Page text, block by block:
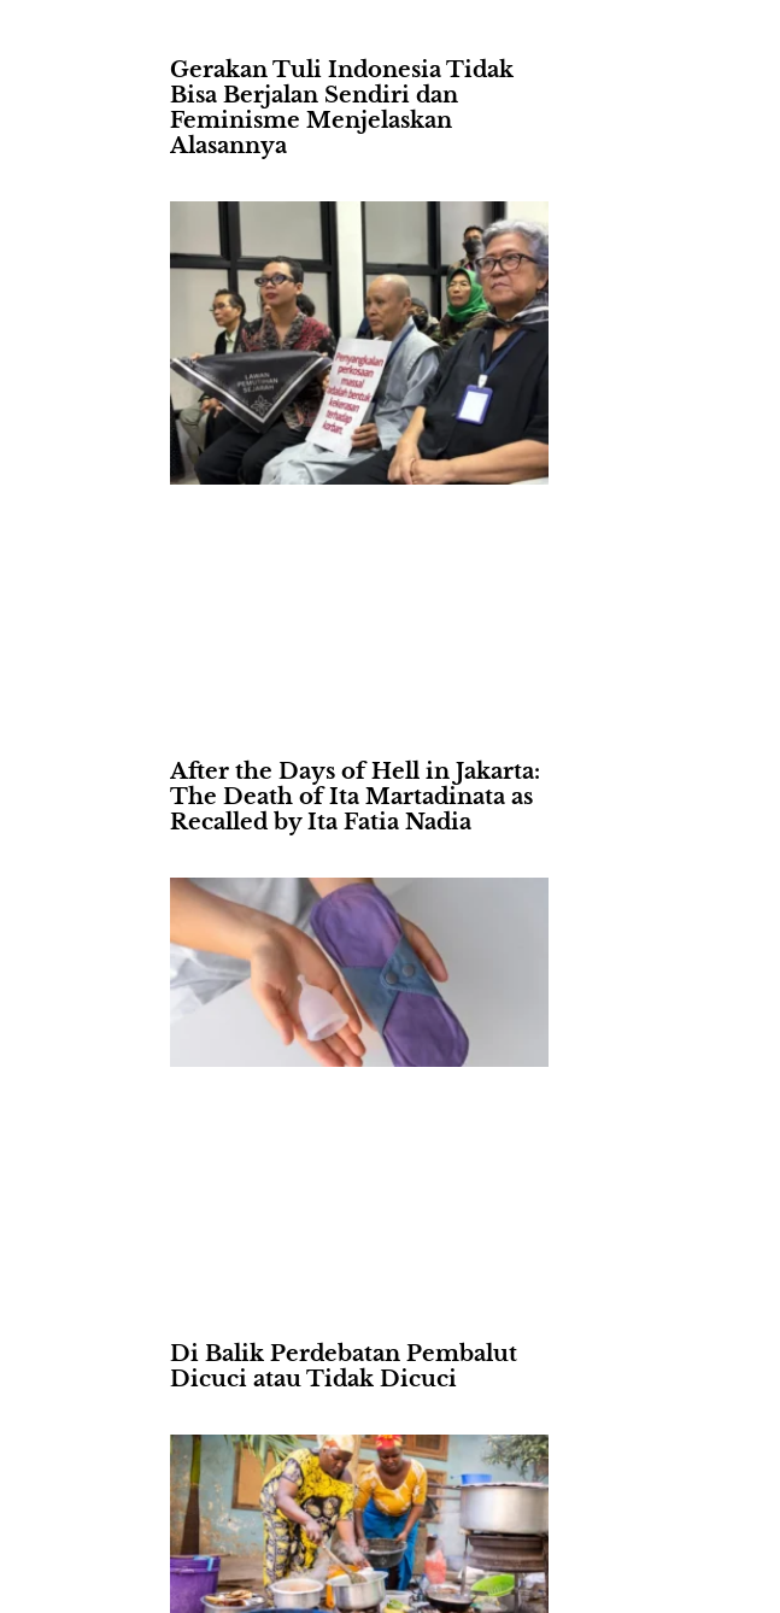
Gerakan Tuli Indonesia Tidak
Bisa Berjalan Sendiri dan
Feminisme Menjelaskan
Alasannya
After the Days of Hell in Jakarta:
The Death of Ita Martadinata as
Recalled by Ita Fatia Nadia
Di Balik Perdebatan Pembalut
Dicuci atau Tidak Dicuci